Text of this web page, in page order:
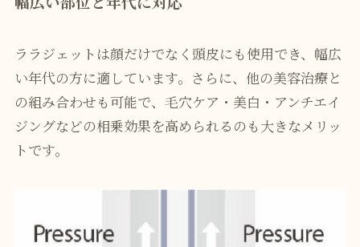
ララジェットは顔だけでなく頭皮にも使用でき、幅広
い年代の方に適しています。さらに、他の美容治療と
の組み合わせも可能で、毛穴ケア・美白・アンチエイ
ジングなどの相乗効果を高められるのも大きなメリッ
トです。